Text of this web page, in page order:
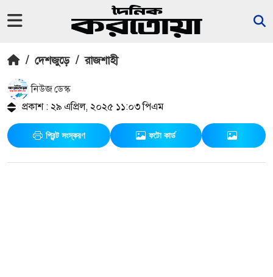
/ দেশজুড়ে / রাজশাহী
নিউজ ডেস্ক
প্রকাশ : ২৯ এপ্রিল, ২০২৫ ১১:০৩ পিএম
প্রিন্ট সংস্করণ ফটো কার্ড